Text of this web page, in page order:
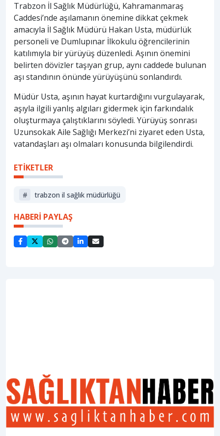
Trabzon İl Sağlık Müdürlüğü, Kahramanmaraş
Caddesi’nde aşılamanın önemine dikkat çekmek
amacıyla İl Sağlık Müdürü Hakan Usta, müdürlük
personeli ve Dumlupınar İlkokulu öğrencilerinin
katılımıyla bir yürüyüş düzenledi. Aşının önemini
belirten dövizler taşıyan grup, aynı caddede bulunan
aşı standının önünde yürüyüşünü sonlandırdı.
Müdür Usta, aşının hayat kurtardığını vurgulayarak,
aşıyla ilgili yanlış algıları gidermek için farkındalık
oluşturmaya çalıştıklarını söyledi. Yürüyüş sonrası
Uzunsokak Aile Sağlığı Merkezi’ni ziyaret eden Usta,
vatandaşları aşı olmaları konusunda bilgilendirdi.
ETİKETLER
# trabzon il sağlık müdürlüğü
HABERİ PAYLAŞ